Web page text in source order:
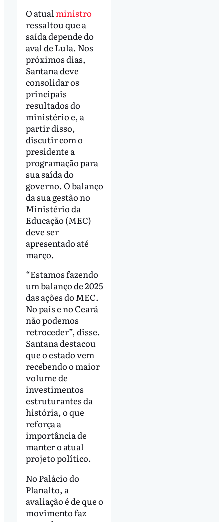
O atual ministro
ressaltou que a
saída depende do
aval de Lula. Nos
próximos dias,
Santana deve
consolidar os
principais
resultados do
ministério e, a
partir disso,
discutir com o
presidente a
programação para
sua saída do
governo. O balanço
da sua gestão no
Ministério da
Educação (MEC)
deve ser
apresentado até
março.
“Estamos fazendo
um balanço de 2025
das ações do MEC.
No país e no Ceará
não podemos
retroceder”, disse.
Santana destacou
que o estado vem
recebendo o maior
volume de
investimentos
estruturantes da
história, o que
reforça a
importância de
manter o atual
projeto político.
No Palácio do
Planalto, a
avaliação é de que o
movimento faz